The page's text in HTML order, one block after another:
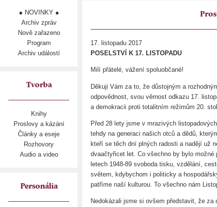
● NOVINKY ●
Archiv zpráv
Nově zařazeno
Program
Archiv událostí
Tvorba
Knihy
Proslovy a kázání
Články a eseje
Rozhovory
Audio a video
Personália
17. listopadu 2017
POSELSTVÍ K 17. LISTOPADU
Milí přátelé, vážení spoluobčané!
Děkuji Vám za to, že důstojným a
odpovědnost, svou věrnost odkazu 17.
a demokracii proti totalitním režimům 20.
Před 28 lety jsme v mrazivých
tehdy na generaci našich otců a dědů,
kteří se těch dní plných radosti a nadějí už
dvaačtyřicet let. Co všechno by bylo
letech 1948-89 svoboda tisku, vzdělání,
světem, kdybychom i politicky a
patříme naší kulturou. To všechno nám
Nedokázali jsme si ovšem představit, že